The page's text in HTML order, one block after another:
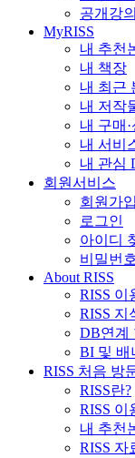
공개강의
MyRISS
내 추천
내 책장
내 최근
내 저작
내 구매
내 서비
내 관심
회원서비스
회원가입
로그인
아이디
비밀번
About RISS
RISS 이
RISS 지
DB연계
BI 및 배
RISS 처음 방
RISS란?
RISS 이
내 추천
RISS 자